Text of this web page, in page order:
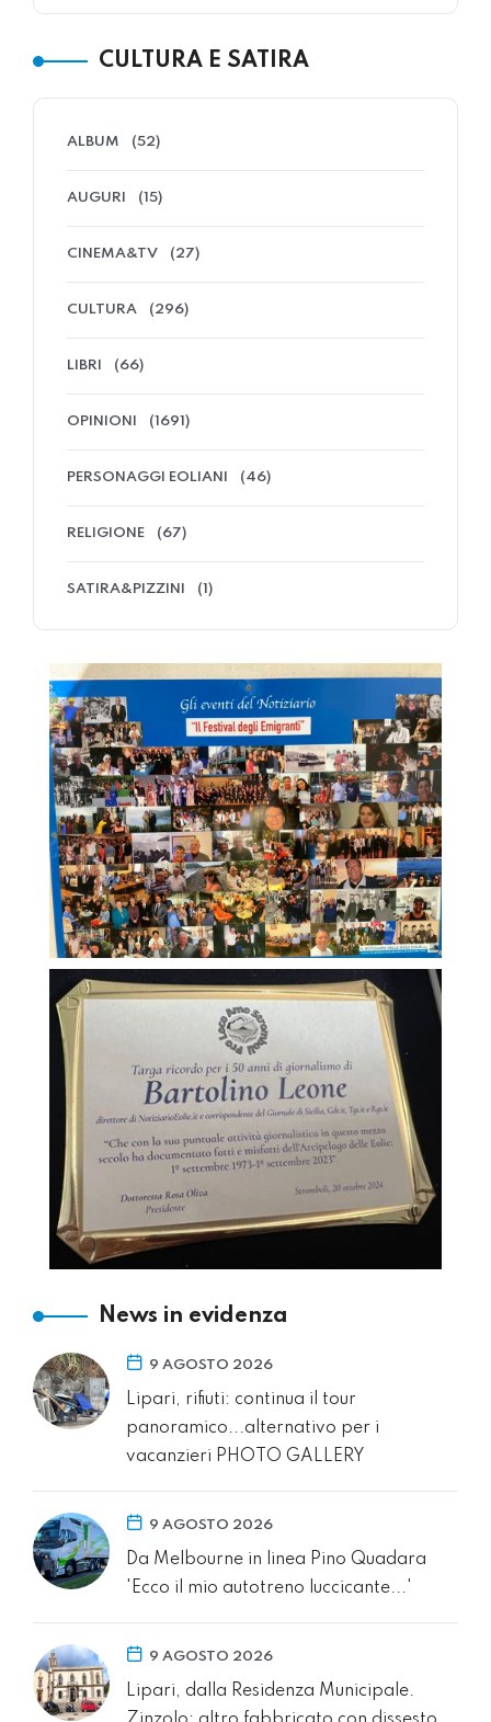
CULTURA E SATIRA
ALBUM (52)
AUGURI (15)
CINEMA&TV (27)
CULTURA (296)
LIBRI (66)
OPINIONI (1691)
PERSONAGGI EOLIANI (46)
RELIGIONE (67)
SATIRA&PIZZINI (1)
News in evidenza
9 AGOSTO 2026
Lipari, rifiuti: continua il tour
panoramico...alternativo per i
vacanzieri PHOTO GALLERY
9 AGOSTO 2026
Da Melbourne in linea Pino Quadara
'Ecco il mio autotreno luccicante...'
9 AGOSTO 2026
Lipari, dalla Residenza Municipale.